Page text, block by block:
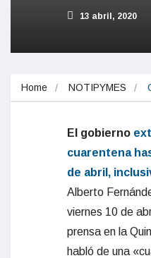
13 abril, 2020
Home NOTIPYMES
El gobierno
cuarentena
de abril,
Alberto
viernes 10 de
prensa en la
habló de una